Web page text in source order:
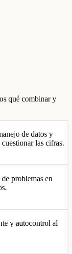
qué combinar y
de datos y
las cifras.
problemas en
y autocontrol al